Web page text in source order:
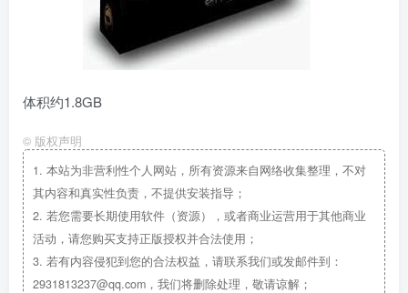
体积约1.8GB
© 版权声明
1. 本站为非营利性个人网站，所有资源来自网络收集整理，不对
其内容和真实性负责，不提供安装指导；
2. 若您需要长期使用软件（资源），或者商业运营用于其他商业
活动，请您购买支持正版授权并合法使用；
3. 若有内容侵犯到您的合法权益，请联系我们或发邮件到：
2931813237@qq.com，我们将删除处理，敬请谅解；